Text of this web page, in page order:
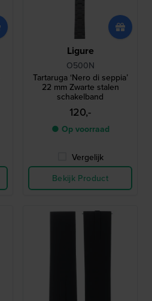
Ligure
O500N
Tartaruga ‘Nero di seppia’
22 mm Zwarte stalen
schakelband
120,-
● Op voorraad
Vergelijk
Bekijk Product